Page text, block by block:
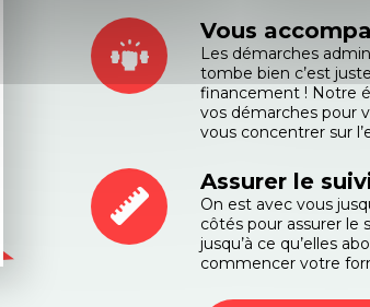
Vous
Les démarches
tombe bien c’est
financement ! Notre
vos démarches pour
vous concentrer sur
Assurer le
On est avec vous
côtés pour assurer le
jusqu’à ce qu’elles
commencer votre